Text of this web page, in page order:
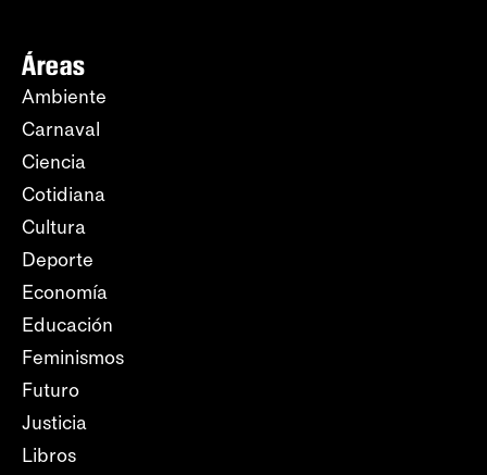
Áreas
Ambiente
Carnaval
Ciencia
Cotidiana
Cultura
Deporte
Economía
Educación
Feminismos
Futuro
Justicia
Libros